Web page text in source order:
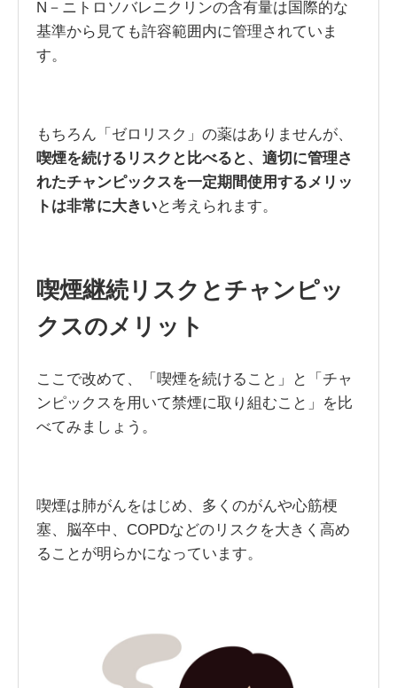
N－ニトロソバレニクリンの含有量は国際的な
基準から見ても許容範囲内に管理されていま
す。
もちろん「ゼロリスク」の薬はありませんが、
喫煙を続けるリスクと比べると、適切に管理さ
れたチャンピックスを一定期間使用するメリッ
トは非常に大きいと考えられます。
喫煙継続リスクとチャンピッ
クスのメリット
ここで改めて、「喫煙を続けること」と「チャ
ンピックスを用いて禁煙に取り組むこと」を比
べてみましょう。
喫煙は肺がんをはじめ、多くのがんや心筋梗
塞、脳卒中、COPDなどのリスクを大きく高め
ることが明らかになっています。